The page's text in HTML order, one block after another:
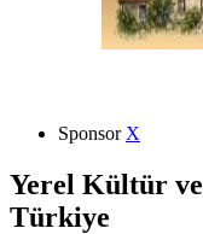
Sponsor X
Yerel Kültür
Türkiye